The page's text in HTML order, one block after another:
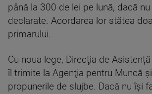
până la 300 de lei pe lună, dacă
declarate. Acordarea lor stătea
primarului.
Cu noua lege, Direcţia de
îl trimite la Agenţia pentru Muncă
propunerile de slujbe. Dacă nu îşi